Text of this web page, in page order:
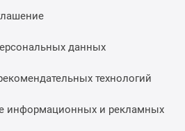
данных
технологий
информационных и рекламных